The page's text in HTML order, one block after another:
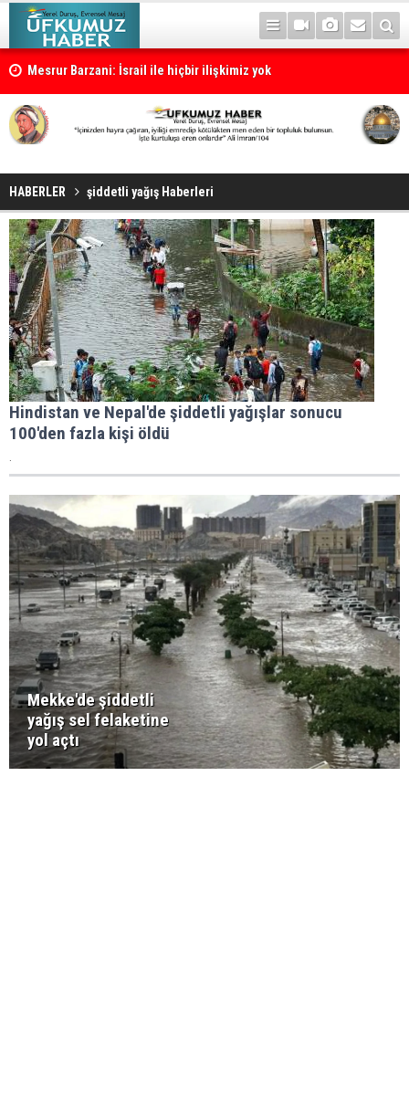
Mesrur Barzani: İsrail ile hiçbir ilişkimiz yok
HABERLER şiddetli yağış Haberleri
Hindistan ve Nepal'de şiddetli yağışlar sonucu
100'den fazla kişi öldü
.
Mekke'de şiddetli
yağış sel felaketine
yol açtı